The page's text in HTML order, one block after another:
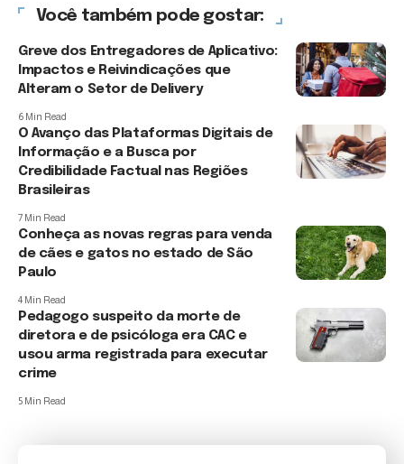
Você também pode gostar:
Greve dos Entregadores de Aplicativo:
Impactos e Reivindicações que
Alteram o Setor de Delivery
6 Min Read
O Avanço das Plataformas Digitais de
Informação e a Busca por
Credibilidade Factual nas Regiões
Brasileiras
7 Min Read
Conheça as novas regras para venda
de cães e gatos no estado de São
Paulo
4 Min Read
Pedagogo suspeito da morte de
diretora e de psicóloga era CAC e
usou arma registrada para executar
crime
5 Min Read